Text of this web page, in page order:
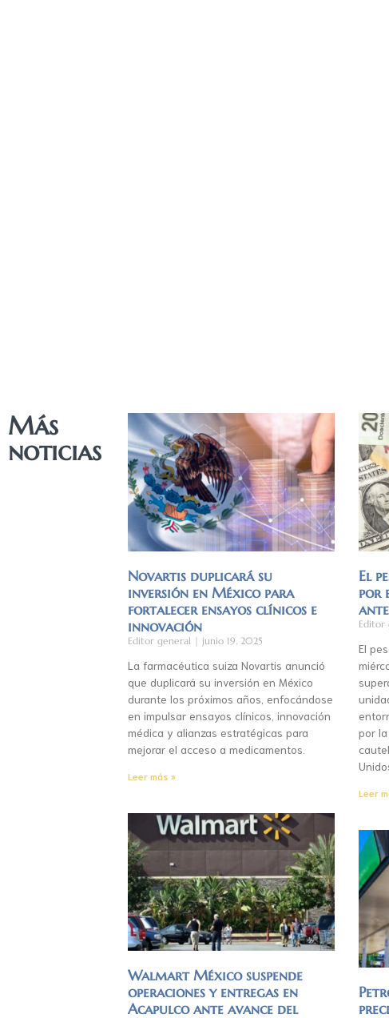
Más
noticias
Novartis duplicará su
inversión en México para
fortalecer ensayos clínicos e
innovación
Editor general junio 19, 2025
La farmacéutica suiza Novartis anunció
que duplicará su inversión en México
durante los próximos años, enfocándose
en impulsar ensayos clínicos, innovación
médica y alianzas estratégicas para
mejorar el acceso a medicamentos.
Leer más »
El
por
Editor
El
por
Leer
Walmart México suspende
operaciones y entregas en
Acapulco ante avance del